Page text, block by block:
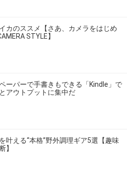
カのススメ【さあ、カメラをはじめ
STYLE】
ーパーで手書きもできる「Kindle」で
アウトプットに集中だ
叶える“本格”野外調理ギア5選【趣味
】